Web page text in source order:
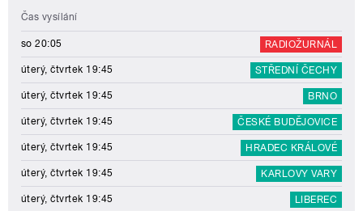
Čas vysílání
so 20:05 RADIOŽURNÁL
úterý, čtvrtek 19:45 STŘEDNÍ ČECHY
úterý, čtvrtek 19:45 BRNO
úterý, čtvrtek 19:45 ČESKÉ BUDĚJOVICE
úterý, čtvrtek 19:45 HRADEC KRÁLOVÉ
úterý, čtvrtek 19:45 KARLOVY VARY
úterý, čtvrtek 19:45 LIBEREC